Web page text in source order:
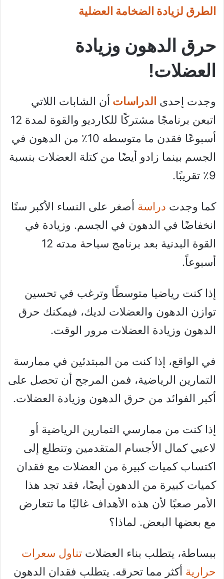
الطرق لزيادة الضخامة العضلية
حرق الدهون وزيادة
العضلات!
وجدت إحدى الدراسات أن الشابات اللاتي
اتبعن برنامجًا مشتركًا للكارديو والقوة لمدة 12
أسبوعًا فقدن ما متوسطه 10٪ من الدهون في
الجسم بينما زادو أيضًا من كتلة العضلات بنسبة
9٪ تقريبًا.
كما وجدت دراسة أصغر على النساء الأكبر سنًا
انخفاضًا في الدهون في الجسم. وزيادة في
القوة البدنية بعد برنامج سباحة مدته 12
أسبوعاً.
إذا كنت رياضيا متوسطًا وترغب في تحسين
توازن الدهون والعضلات لديك، فيمكنك حرق
الدهون وزيادة العضلات مرور الوقت.
في الواقع، إذا كنت من المبتدئين في ممارسة
التمارين الرياضية، فمن المرجح أن تحصل على
أكبر الفوائد من حرق الدهون وزيادة العضلات.
إذا كنت من ممارسي التمارين الرياضية أو
لاعبي كمال الأجسام المتقدمين وتتطلع إلى
اكتساب كميات كبيرة من العضلات مع فقدان
كميات كبيرة من الدهون أيضًا، فقد تجد هذا
الأمر صعبًا لأن هذه الأهداف غالبًا ما تتعارض
مع بعضها البعض. لماذا؟
ببساطة، يتطلب بناء العضلات تناول سعرات
حرارية أكثر مما تحرقه. يتطلب فقدان الدهون